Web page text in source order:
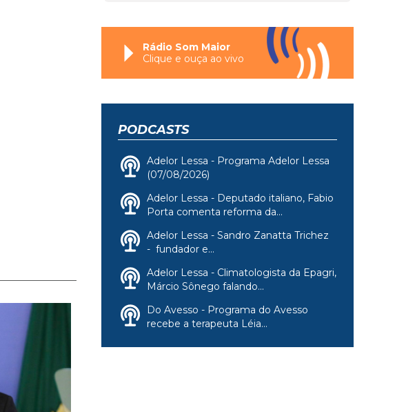
Rádio Som Maior
Clique e ouça ao vivo
PODCASTS
Adelor Lessa - Programa Adelor Lessa
(07/08/2026)
Adelor Lessa - Deputado italiano, Fabio
Porta comenta reforma da...
Adelor Lessa - Sandro Zanatta Trichez
- fundador e...
Adelor Lessa - Climatologista da Epagri,
Márcio Sônego falando...
Do Avesso - Programa do Avesso
recebe a terapeuta Léia...